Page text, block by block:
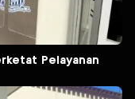
Pelayanan